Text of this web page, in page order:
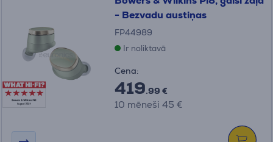
- Bezvadu austiņas
FP44989
Ir noliktavā
Cena:
419.99 €
10 mēneši 45 €